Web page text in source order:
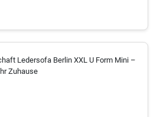
Ledersofa Berlin XXL U Form Mini –
Zuhause